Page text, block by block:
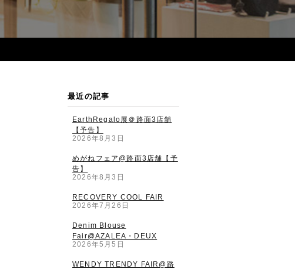
最近の記事
EarthRegalo展＠路面3店舗
【予告】
2026年8月3日
めがねフェア@路面3店舗【予
告】
2026年8月3日
RECOVERY COOL FAIR
2026年7月26日
Denim Blouse
Fair@AZALEA・DEUX
2026年5月5日
WENDY TRENDY FAIR@路